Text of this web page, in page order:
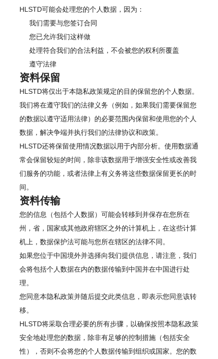
HLSTD可能会处理您的个人数据，因为：
我们需要与您签订合同
您已允许我们这样做
处理符合我们的合法利益，不会被您的权利所覆盖
遵守法律
资料保留
HLSTD将仅出于本隐私政策规定的目的保留您的个人数据。
我们将在遵守我们的法律义务（例如，如果我们需要保留您
的数据以遵守适用法律）的必要范围内保留和使用您的个人
数据，解决争端并执行我们的法律协议和政策。
HLSTD还将保留使用情况数据以用于内部分析。使用数据通
常会保留较短的时间，除非该数据用于增强安全性或改善我
们服务的功能，或者法律上有义务将这些数据保留更长的时
间。
资料传输
您的信息（包括个人数据）可能会转移到并保存在您所在
州，省，国家或其他政府辖区之外的计算机上，在这些计算
机上，数据保护法可能与您所在辖区的法律不同。
如果您位于中国境外并选择向我们提供信息，请注意，我们
会将包括个人数据在内的数据传输到中国并在中国进行处
理。
您同意本隐私政策并随后提交此类信息，即表示您同意该转
移。
HLSTD将采取合理必要的所有步骤，以确保按照本隐私政策
安全地处理您的数据，除非有足够的控制措施（包括安全
性），否则不会将您的个人数据传输到组织或国家。您的数